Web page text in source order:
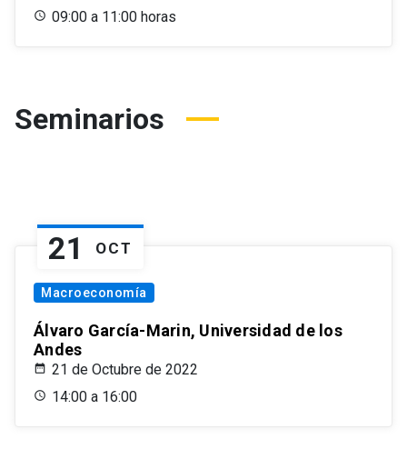
09:00 a 11:00 horas
Seminarios
21 OCT
Macroeconomía
Álvaro García-Marin, Universidad de los
Andes
21 de Octubre de 2022
14:00 a 16:00